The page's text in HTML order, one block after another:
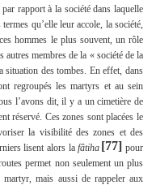
rapport à la société dans laquelle
qu’elle leur accole, la société,
hommes le plus souvent, un rôle
membres de la « société de la
situation des tombes. En effet, dans
regroupés les martyrs et au sein
l’avons dit, il y a un cimetière de
réservé. Ces zones sont placées le
la visibilité des zones et des
lisent alors lafâtiha [77] pour
permet non seulement un plus
mais aussi de rappeler aux